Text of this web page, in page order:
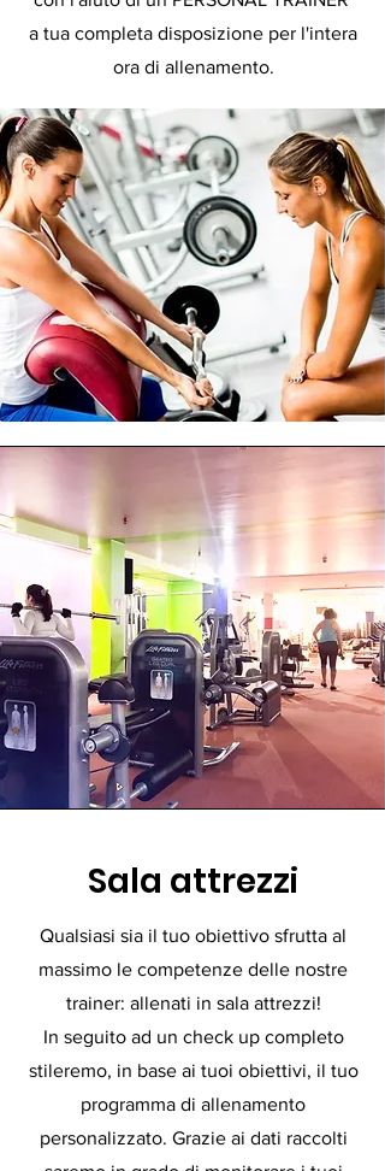
a tua completa disposizione per l'intera
ora di allenamento.
Sala attrezzi
Qualsiasi sia il tuo obiettivo sfrutta al
massimo le competenze delle nostre
trainer: allenati in sala attrezzi!
In seguito ad un check up completo
stileremo, in base ai tuoi obiettivi, il tuo
programma di allenamento
personalizzato. Grazie ai dati raccolti